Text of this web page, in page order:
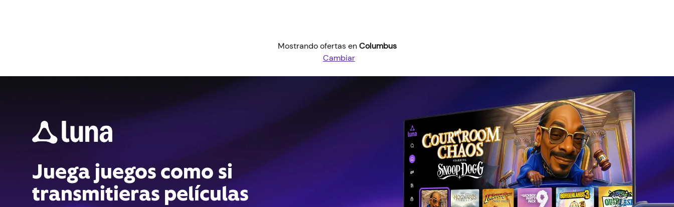
Mostrando ofertas enColumbus
Cambiar
Juega juegos como si
transmitieras películas